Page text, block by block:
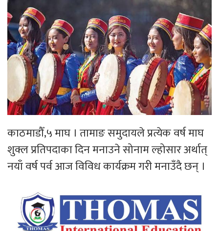
काठमाडौँ,५ माघ । तामाङ समुदायले प्रत्येक वर्ष माघ
शुक्ल प्रतिपदाका दिन मनाउने सोनाम ल्होसार अर्थात्
नयाँ वर्ष पर्व आज विविध कार्यक्रम गरी मनाउँदै छन् ।